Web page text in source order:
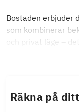
Bostaden erbjuder
som kombinerar
och privat läge –
Räkna på